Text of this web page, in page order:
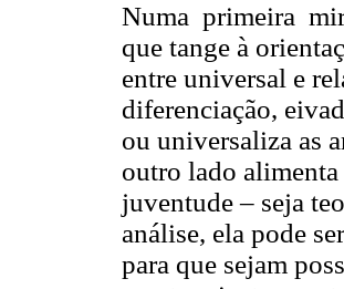
Numa primeira
que tange à
entre universal e
diferenciação,
ou universaliza as
outro lado alimenta
juventude – seja
análise, ela pode
para que sejam